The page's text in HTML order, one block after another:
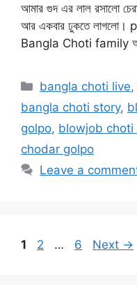
আমার গুদ এর লাল রসালো
আর একবার ঢুকতে
Bangla Choti family
Categories
bangla choti live,
bangla choti story,
golpo, blowjob choti
chodar golpo
Leave a
Page
1 Page
2 … Page
6 Next →